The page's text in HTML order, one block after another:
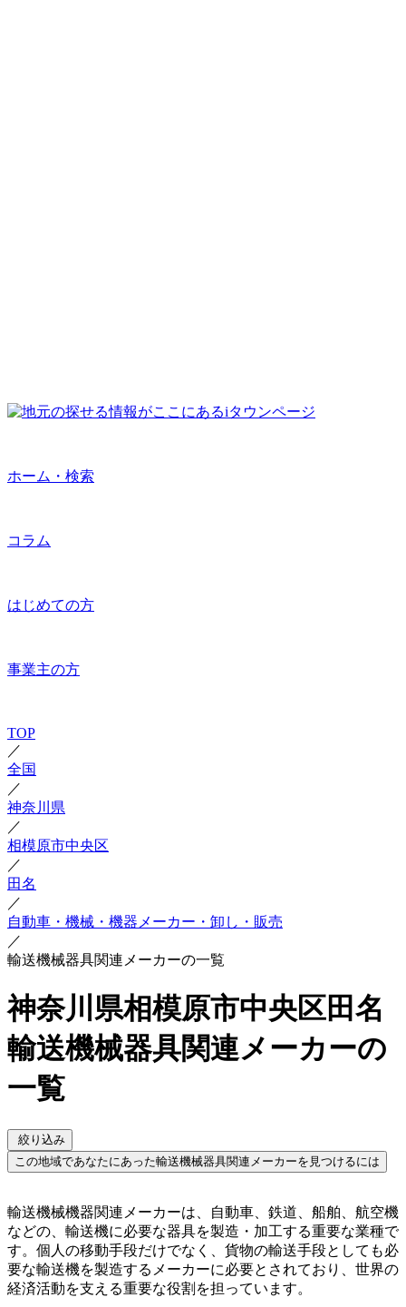
ホーム・検索
コラム
はじめての方
事業主の方
TOP
／
全国
／
神奈川県
／
相模原市中央区
／
田名
／
自動車・機械・機器メーカー・卸し・販売
／
輸送機械器具関連メーカーの一覧
神奈川県相模原市中央区田名
輸送機械器具関連メーカーの
一覧
絞り込み
この地域であなたにあった輸送機械器具関連メーカーを見つけるには
輸送機械機器関連メーカーは、自動車、鉄道、船舶、航空機
などの、輸送機に必要な器具を製造・加工する重要な業種で
す。個人の移動手段だけでなく、貨物の輸送手段としても必
要な輸送機を製造するメーカーに必要とされており、世界の
経済活動を支える重要な役割を担っています。